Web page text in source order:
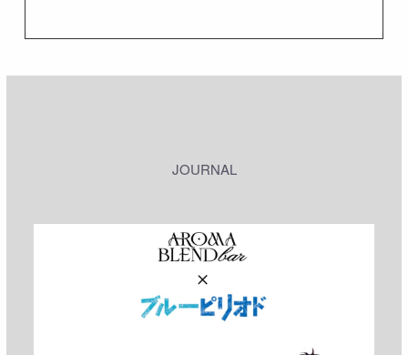
JOURNAL